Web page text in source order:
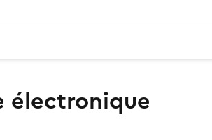
électronique